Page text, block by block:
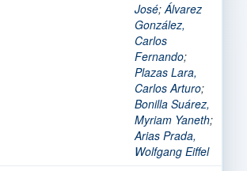
José; Álvarez
González,
Carlos
Fernando;
Plazas Lara,
Carlos Arturo;
Bonilla Suárez,
Myriam Yaneth;
Arias Prada,
Wolfgang Eiffel